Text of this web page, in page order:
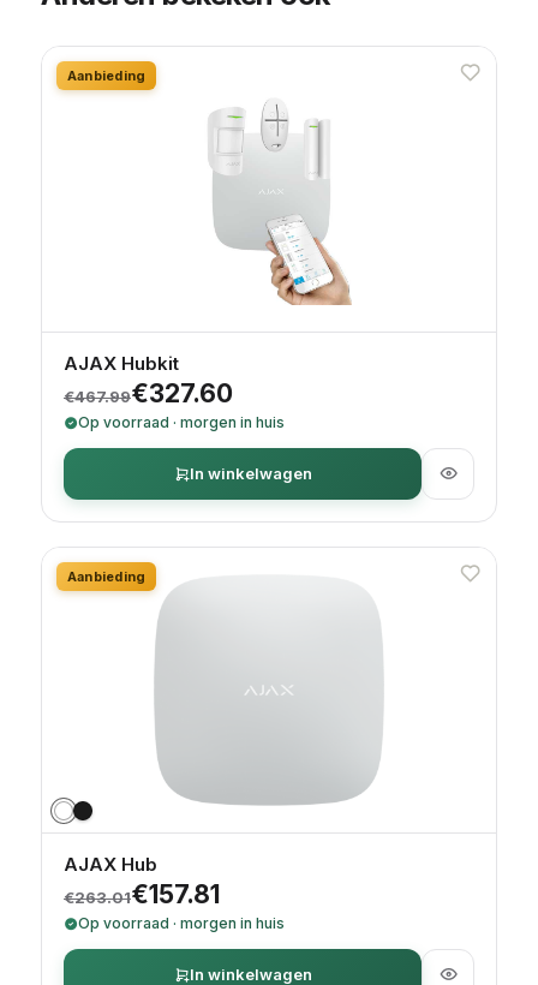
Aanbieding
AJAX Hubkit
€467.99
Oorspronkelijke prijs was: €467.99.
€327.60
Huidige prijs is: €327.60.
Op voorraad · morgen in huis
In winkelwagen
Aanbieding
AJAX Hub
€263.01
Oorspronkelijke prijs was: €263.01.
€157.81
Huidige prijs is: €157.81.
Op voorraad · morgen in huis
In winkelwagen